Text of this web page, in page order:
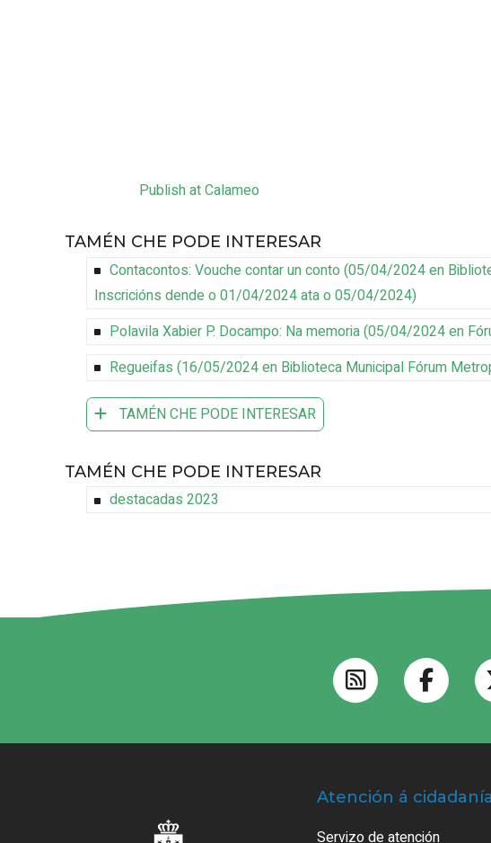
Publish at Calameo
TAMÉN CHE PODE INTERESAR
Contacontos: Vouche contar un conto (05/04/2024en
Inscricións dende o 01/04/2024 ata o 05/04/2024)
Polavila Xabier P. Docampo: Na memoria(05/04/2024en
Regueifas (16/05/2024en Biblioteca Municipal Fórum
TAMÉN CHE PODE INTERESAR
TAMÉN CHE PODE INTERESAR
destacadas 2023
Atención á cidadanía
Servizo de atención